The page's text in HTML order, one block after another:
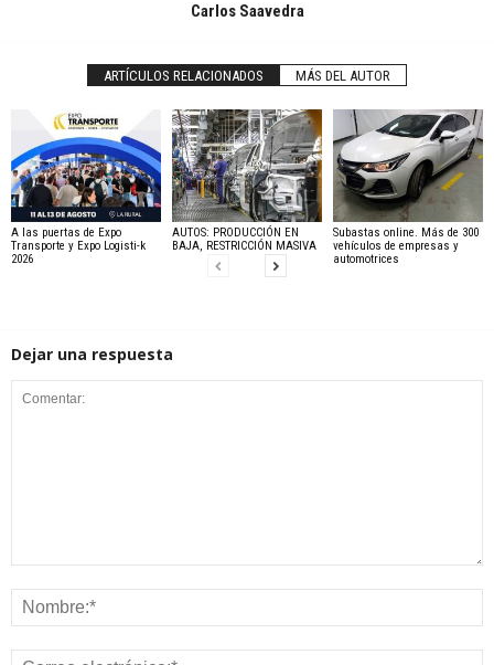
Carlos Saavedra
ARTÍCULOS RELACIONADOS MÁS DEL AUTOR
A las puertas de Expo
Transporte y Expo Logisti-k
2026
AUTOS: PRODUCCIÓN EN
BAJA, RESTRICCIÓN MASIVA
Subastas online. Más de 300
vehículos de empresas y
automotrices
Dejar una respuesta